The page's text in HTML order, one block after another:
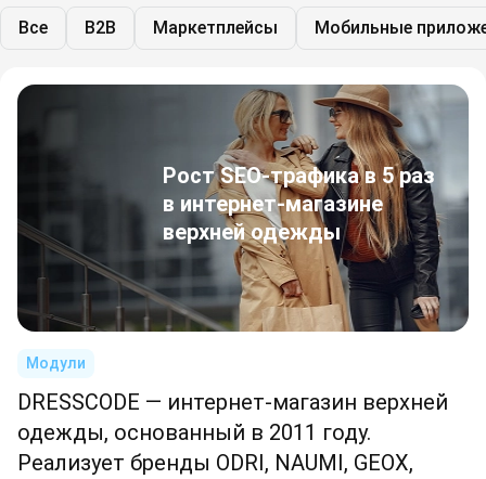
Все B2B Маркетплейсы Мобильные
Рост SEO-трафика в 5 раз
в интернет-магазине
верхней одежды
Модули
DRESSCODE — интернет-магазин верхней
одежды, основанный в 2011 году.
Реализует бренды ODRI, NAUMI, GEOX,